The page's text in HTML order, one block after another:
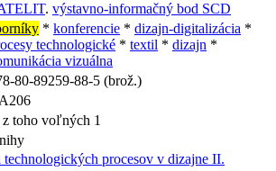
. výstavno-informačný bod SCD
* konferencie * dizajn-digitalizácia *
technologické * textil * dizajn *
vizuálna
80-89259-88-5 (brož.)
z toho voľných 1